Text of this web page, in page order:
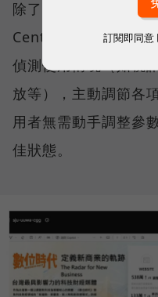
除了微軟的生態系，
Center 中控軟體，
偵測使用情境（如視
放等），主動調節各
用者無需動手調整參
佳狀態。
訂閱即同意